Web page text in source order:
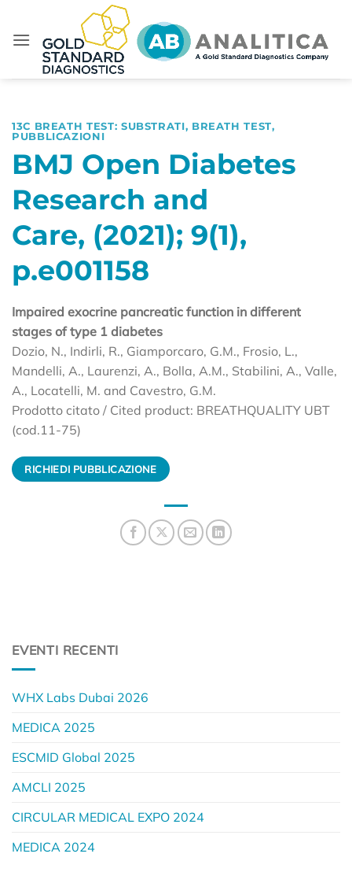
contenuti
13C BREATH TEST: SUBSTRATI, BREATH TEST,
PUBBLICAZIONI
BMJ Open Diabetes
Research and
Care, (2021); 9(1),
p.e001158
Impaired exocrine pancreatic function in different
stages of type 1 diabetes
Dozio, N., Indirli, R., Giamporcaro, G.M., Frosio, L.,
Mandelli, A., Laurenzi, A., Bolla, A.M., Stabilini, A., Valle,
A., Locatelli, M. and Cavestro, G.M.
Prodotto citato / Cited product: BREATHQUALITY UBT
(cod.11-75)
RICHIEDI PUBBLICAZIONE
EVENTI RECENTI
WHX Labs Dubai 2026
MEDICA 2025
ESCMID Global 2025
AMCLI 2025
CIRCULAR MEDICAL EXPO 2024
MEDICA 2024